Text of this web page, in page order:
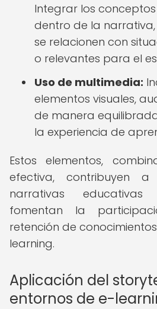
Integrar los
dentro de la
se relacionen con
o relevantes para el
Uso de multimedia:
elementos visuales,
de manera
la experiencia de
Estos elementos,
efectiva, contribuyen
narrativas
fomentan la
retención de
learning.
Aplicación del
entornos de e-